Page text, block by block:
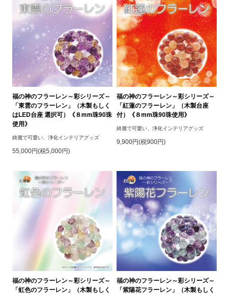
福の神のフラーレン～彩シリーズ～
「東雲のフラーレン」（木製もしく
はLED台座 選択可）《８mm珠90珠
使用》
綺麗で可愛い、浄化インテリアグッズ
55,000円(税5,000円)
福の神のフラーレン～彩シリーズ～
「紅蓮のフラーレン」（木製台座
付）《８mm珠90珠使用》
綺麗で可愛い、浄化インテリアグッズ
9,900円(税900円)
福の神のフラーレン～彩シリーズ～
「虹色のフラーレン」（木製もしく
福の神のフラーレン～彩シリーズ～
「紫陽花フラーレン」（木製もしく